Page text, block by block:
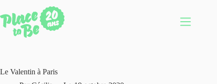
au
contenu
Le Valentin à Paris